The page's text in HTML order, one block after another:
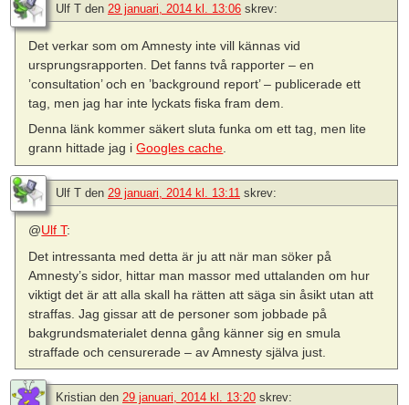
Ulf T den 29 januari, 2014 kl. 13:06 skrev:
Det verkar som om Amnesty inte vill kännas vid
ursprungsrapporten. Det fanns två rapporter – en
’consultation’ och en ’background report’ – publicerade ett
tag, men jag har inte lyckats fiska fram dem.
Denna länk kommer säkert sluta funka om ett tag, men lite
grann hittade jag iGoogles cache.
Ulf T den 29 januari, 2014 kl. 13:11 skrev:
@Ulf T:
Det intressanta med detta är ju att när man söker på
Amnesty’s sidor, hittar man massor med uttalanden om hur
viktigt det är att alla skall ha rätten att säga sin åsikt utan att
straffas. Jag gissar att de personer som jobbade på
bakgrundsmaterialet denna gång känner sig en smula
straffade och censurerade – av Amnesty själva just.
Kristian den 29 januari, 2014 kl. 13:20 skrev: